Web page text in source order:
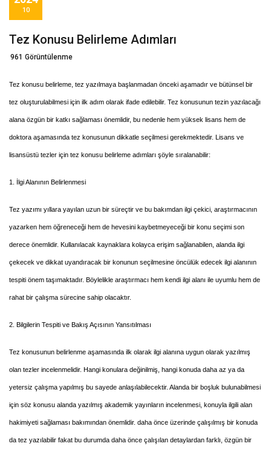
10
Tez Konusu Belirleme Adımları
961 Görüntülenme
Tez konusu belirleme, tez yazılmaya başlanmadan önceki aşamadır ve bütünsel bir
tez oluşturulabilmesi için ilk adım olarak ifade edilebilir. Tez konusunun tezin yazılacağı
alana özgün bir katkı sağlaması önemlidir, bu nedenle hem yüksek lisans hem de
doktora aşamasında tez konusunun dikkatle seçilmesi gerekmektedir. Lisans ve
lisansüstü tezler için tez konusu belirleme adımları şöyle sıralanabilir:
1. İlgi Alanının Belirlenmesi
Tez yazımı yıllara yayılan uzun bir süreçtir ve bu bakımdan ilgi çekici, araştırmacının
yazarken hem öğreneceği hem de hevesini kaybetmeyeceği bir konu seçimi son
derece önemlidir. Kullanılacak kaynaklara kolayca erişim sağlanabilen, alanda ilgi
çekecek ve dikkat uyandıracak bir konunun seçilmesine öncülük edecek ilgi alanının
tespiti önem taşımaktadır. Böylelikle araştırmacı hem kendi ilgi alanı ile uyumlu hem de
rahat bir çalışma sürecine sahip olacaktır.
2. Bilgilerin Tespiti ve Bakış Açısının Yansıtılması
Tez konusunun belirlenme aşamasında ilk olarak ilgi alanına uygun olarak yazılmış
olan tezler incelenmelidir. Hangi konulara değinilmiş, hangi konuda daha az ya da
yetersiz çalışma yapılmış bu sayede anlaşılabilecektir. Alanda bir boşluk bulunabilmesi
için söz konusu alanda yazılmış akademik yayınların incelenmesi, konuyla ilgili alan
hakimiyeti sağlaması bakımından önemlidir. daha önce üzerinde çalışılmış bir konuda
da tez yazılabilir fakat bu durumda daha önce çalışılan detaylardan farklı, özgün bir